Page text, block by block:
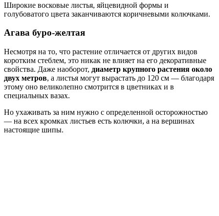
Широкие восковые листья, яйцевидной формы и
голубоватого цвета заканчиваются коричневыми колючками.
Агава буро-желтая
Несмотря на то, что растение отличается от других видов
коротким стеблем, это никак не влияет на его декоративные
свойства. Даже наоборот, диаметр крупного растения около
двух метров, а листья могут вырастать до 120 см — благодаря
этому оно великолепно смотрится в цветниках и в
специальных вазах.
Но ухаживать за ним нужно с определенной осторожностью
— на всех кромках листьев есть колючки, а на вершинах
настоящие шипы.